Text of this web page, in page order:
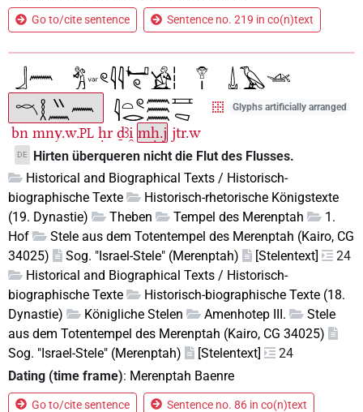
Go to/cite sentence Sentence no. 219 in co(n)text
Glyphs artificially arranged
bn mny.w.PL ḥr ḏꜣi̯ mḥ.j jtr.w
DE
Hirten überqueren nicht die Flut des Flusses.
Historical and Biographical Texts / Historisch-
biographische Texte
Historisch-rhetorische Königstexte
(19. Dynastie)
Theben Tempel des Merenptah
1.
Hof
Stele aus dem Totentempel des Merenptah (Kairo, CG
34025)
Sog. "Israel-Stele" (Merenptah) [Stelentext]
24
Historical and Biographical Texts / Historisch-
biographische Texte
Historisch-biographische Texte (18.
Dynastie)
Königliche Stelen Amenhotep III.
Stele
aus dem Totentempel des Merenptah (Kairo, CG 34025)
Sog. "Israel-Stele" (Merenptah)
[Stelentext]
24
Dating (time frame): Merenptah Baenre
Go to/cite sentence Sentence no. 86 in co(n)text